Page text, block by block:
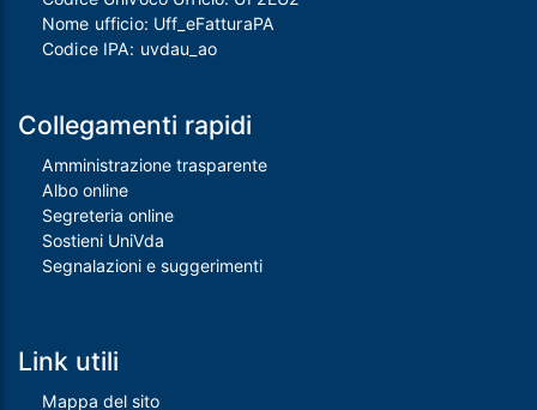
Nome ufficio: Uff_eFatturaPA
Codice IPA: uvdau_ao
Collegamenti rapidi
Amministrazione trasparente
Albo online
Segreteria online
Sostieni UniVda
Segnalazioni e suggerimenti
Link utili
Mappa del sito